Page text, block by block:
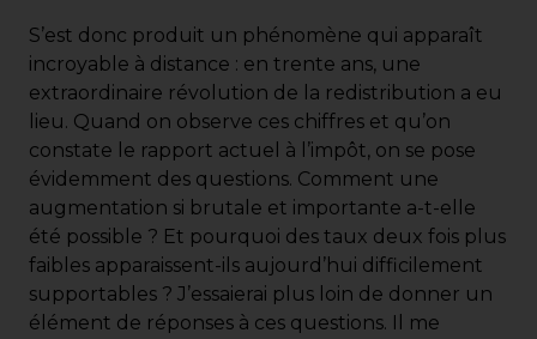
S’est donc produit un phénomène qui apparaît
incroyable à distance : en trente ans, une
extraordinaire révolution de la redistribution a eu
lieu. Quand on observe ces chiffres et qu’on
constate le rapport actuel à l’impôt, on se pose
évidemment des questions. Comment une
augmentation si brutale et importante a-t-elle
été possible ? Et pourquoi des taux deux fois plus
faibles apparaissent-ils aujourd’hui difficilement
supportables ? J’essaierai plus loin de donner un
élément de réponses à ces questions. Il me